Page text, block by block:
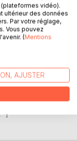
ou de
nouvelles avec
!
vidéo).
ultérieur des données
Par votre réglage,
Vous pouvez
(Mentions
AJUSTER